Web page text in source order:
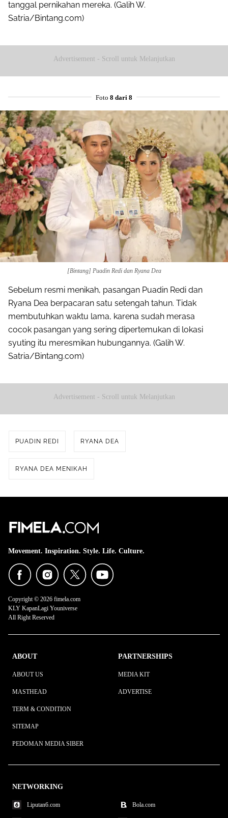
tanggal pernikahan mereka. (Galih W.
Satria/Bintang.com)
Advertisement - Scroll untuk Melanjutkan
Foto 8 dari 8
[Bintang] Puadin Redi dan Ryana Dea
Sebelum resmi menikah, pasangan Puadin Redi dan
Ryana Dea berpacaran satu setengah tahun. Tidak
membutuhkan waktu lama, karena sudah merasa
cocok pasangan yang sering dipertemukan di lokasi
syuting itu meresmikan hubungannya. (Galih W.
Satria/Bintang.com)
Advertisement - Scroll untuk Melanjutkan
PUADIN REDI RYANA DEA
RYANA DEA MENIKAH
Movement. Inspiration. Style. Life. Culture.
Copyright © 2026 fimela.com
KLY KapanLagi Youniverse
All Right Reserved
ABOUT
ABOUT US
MASTHEAD
TERM & CONDITION
SITEMAP
PEDOMAN MEDIA SIBER
PARTNERSHIPS
MEDIA KIT
ADVERTISE
NETWORKING
Liputan6.com Bola.com